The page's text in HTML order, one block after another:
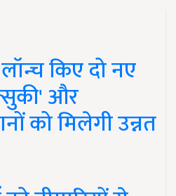
किए दो नए
और
को मिलेगी उन्नत